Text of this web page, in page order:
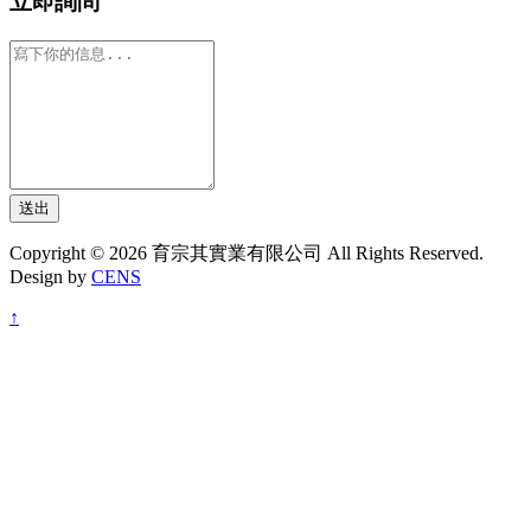
送出
Copyright © 2026 育宗其實業有限公司 All Rights Reserved.
Design by CENS
↑